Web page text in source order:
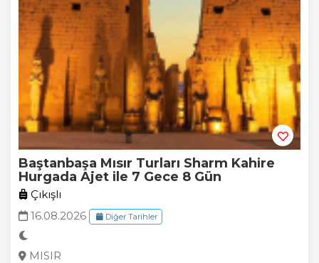
Baştanbaşa Mısır Turları Sharm Kahire
Hurgada Ajet ile 7 Gece 8 Gün
Çıkışlı
16.08.2026
Diğer Tarihler
MISIR